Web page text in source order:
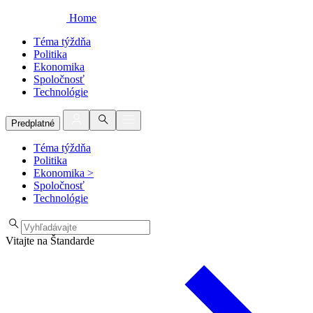
Home
Téma týždňa
Politika
Ekonomika
Spoločnosť
Technológie
Predplatné
Téma týždňa
Politika
Ekonomika >
Spoločnosť
Technológie
Vitajte na Štandarde